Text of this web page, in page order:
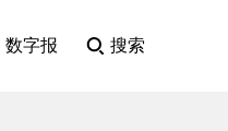
数字报 搜索